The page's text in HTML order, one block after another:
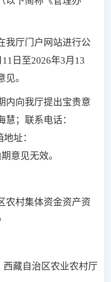
我厅门户网站进行公
日至2026年3月13
。
内向我厅提出宝贵意
慧；联系电话：
址：
意见无效。
农村集体资金资产资
西藏自治区农业农村厅